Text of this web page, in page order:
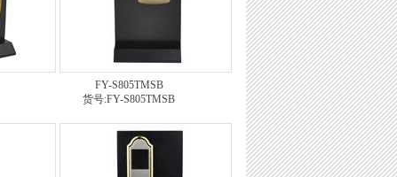
FY-S805TMSB
货号:FY-S805TMSB